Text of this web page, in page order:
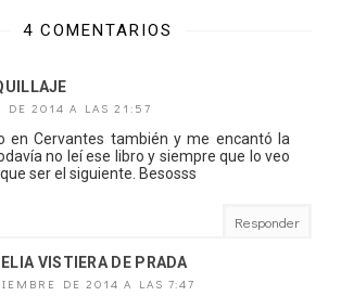
4 COMENTARIOS
DE 2014 A LAS 21:57
en Cervantes también y me encantó la
no leí ese libro y siempre que lo veo
ser el siguiente. Besosss
Responder
VISTIERA DE PRADA
DE 2014 A LAS 7:47